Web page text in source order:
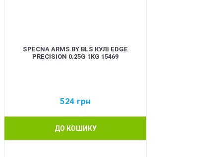
SPECNA ARMS BY BLS КУЛІ EDGE
PRECISION 0.25G 1KG 15469
524 грн
ДО КОШИКУ